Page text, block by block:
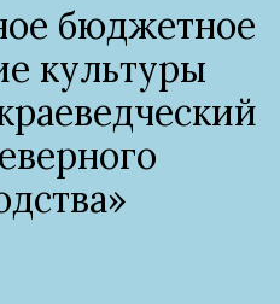
бюджетное
культуры